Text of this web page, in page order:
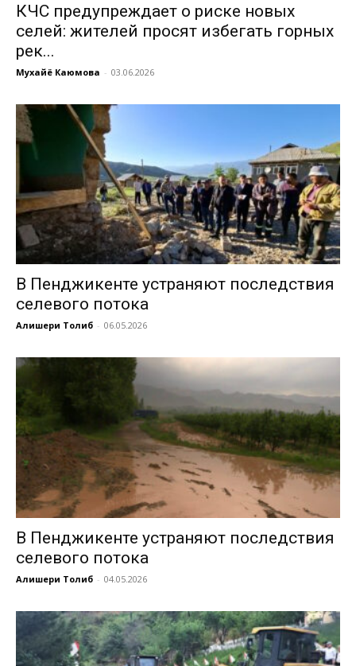
КЧС предупреждает о риске новых
селей: жителей просят избегать горных
рек...
Мухайё Каюмова - 03.06.2026
В Пенджикенте устраняют последствия
селевого потока
Алишери Толиб - 06.05.2026
В Пенджикенте устраняют последствия
селевого потока
Алишери Толиб - 04.05.2026